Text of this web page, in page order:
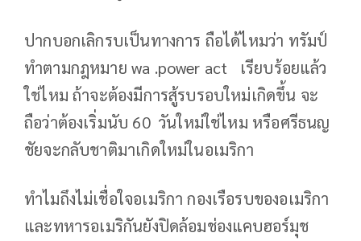
ปากบอกเลิกรบเป็นทางการ​ ถือได้ไหมว่า​ ทรัมป์
ทำตามกฎหมาย​ wa .power act เรียบร้อยแล้ว
ใช่ไหม​ ถ้าจะต้องมีการสู้รบรอบใหม่เกิดขึ้น​ จะ
ถือว่าต้องเริ่มนับ​ 60 วันใหม่ใช่ไหม​ หรือศรีธนญ
ชัยจะกลับชาติมาเกิดใหม่ในอเมริกา
ทำไมถึงไม่เชื่อใจอเมริกา​ กองเรือรบของอเมริกา
และทหารอเมริกันยังปิดล้อมช่องแคบฮอร์มุช